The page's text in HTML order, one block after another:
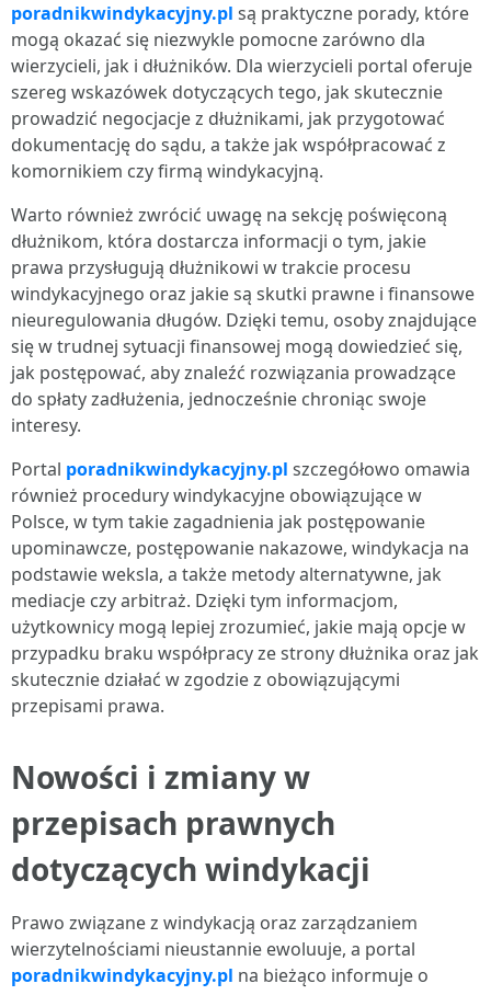
poradnikwindykacyjny.pl są praktyczne porady, które
mogą okazać się niezwykle pomocne zarówno dla
wierzycieli, jak i dłużników. Dla wierzycieli portal oferuje
szereg wskazówek dotyczących tego, jak skutecznie
prowadzić negocjacje z dłużnikami, jak przygotować
dokumentację do sądu, a także jak współpracować z
komornikiem czy firmą windykacyjną.
Warto również zwrócić uwagę na sekcję poświęconą
dłużnikom, która dostarcza informacji o tym, jakie
prawa przysługują dłużnikowi w trakcie procesu
windykacyjnego oraz jakie są skutki prawne i finansowe
nieuregulowania długów. Dzięki temu, osoby znajdujące
się w trudnej sytuacji finansowej mogą dowiedzieć się,
jak postępować, aby znaleźć rozwiązania prowadzące
do spłaty zadłużenia, jednocześnie chroniąc swoje
interesy.
Portal poradnikwindykacyjny.pl szczegółowo omawia
również procedury windykacyjne obowiązujące w
Polsce, w tym takie zagadnienia jak postępowanie
upominawcze, postępowanie nakazowe, windykacja na
podstawie weksla, a także metody alternatywne, jak
mediacje czy arbitraż. Dzięki tym informacjom,
użytkownicy mogą lepiej zrozumieć, jakie mają opcje w
przypadku braku współpracy ze strony dłużnika oraz jak
skutecznie działać w zgodzie z obowiązującymi
przepisami prawa.
Nowości i zmiany w
przepisach prawnych
dotyczących windykacji
Prawo związane z windykacją oraz zarządzaniem
wierzytelnościami nieustannie ewoluuje, a portal
poradnikwindykacyjny.pl na bieżąco informuje o